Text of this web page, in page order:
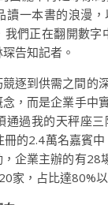
讀一本書的浪漫
們正在翻開數字
告知記者。
逐到供需之間的
，而是企業手中
通過我的天秤座
冊的2.4萬名嘉賓
企業主辦的有28
家，占比達80%以